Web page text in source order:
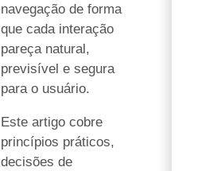
navegação de forma
que cada interação
pareça natural,
previsível e segura
para o usuário.
Este artigo cobre
princípios práticos,
decisões de